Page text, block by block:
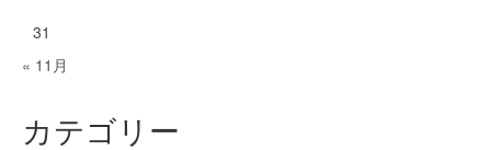
31
« 11月
カテゴリー